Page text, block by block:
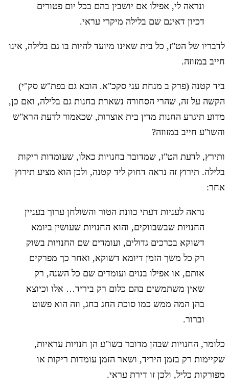
ונראה לי, אפילו אם יושבין בהם בכל יום פטורים
דכיון דאינם שם בלילה מיקרי עראי.
לדבריו של הט"ז, כל בית שאינו מיועד להיות בו גם בלילה, אינו
חייב במזוזה.
ביד קטנה (פרק ב מנחת עני סקכ"א. הובא גם בפת"ש סק"י)
הקשה על זה, שהרי הסחורה נשארת בחנות גם בלילה, ואם כן,
מדוע תיגרע החנות מדין בית אוצרות, שכאמור לדעת הרא"ש
והשו"ע חייב במזוזה?
ותירץ, לדעת הט"ז, שמדובר בחנויות כאלו, שעומדות ריקות
בלילה. תירוץ זה נראה דחוק ליד קטנה, ולכן הוא מציע תירוץ
אחר:
נראה לעניות דעתי כוונת הטור והשולחן ערוך בעניין
החנויות שבשבווקים, והוא החנויות שעושין ביומא
דשוקא בכרכים גדולים, ועומדים שם החנויות בשוק
רק כל משך הזמן דיומא דשוקא, ואחר כך מפרקים
אותם, או אפילו בנוים ועומדים שם כל השנה, רק
שאין משתמשים בהם כלום רק ביריד… אלו וכיוצא
בהן המה ממש כמו סוכת החג בחג, וזה הוא פשוט
וברור.
כלומר, החנויות שבהן מדובר בשו"ע הן חנויות עראיות,
שקיימות רק בזמן היריד, ושאר הזמן עומדות ריקות או
מפורקות כליל, ולכן זו דירת עראי.